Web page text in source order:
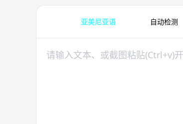
亚美尼亚语 自动检测